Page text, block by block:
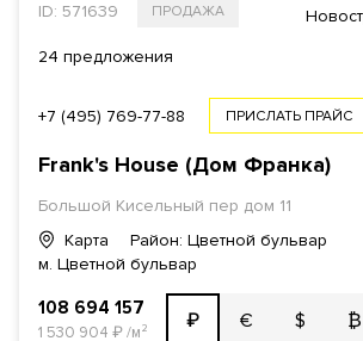
ID: 571639 ПРОДАЖА
24 предложения
+7 (495) 769-77-88 ПРИСЛАТЬ ПРАЙС
Frank's House (Дом Франка)
Большой Кисельный пер дом 11
Карта
Район: Цветной бульвар
м. Цветной бульвар
108 694 157
1 530 904 ₽/м² ₽ € $ ₿